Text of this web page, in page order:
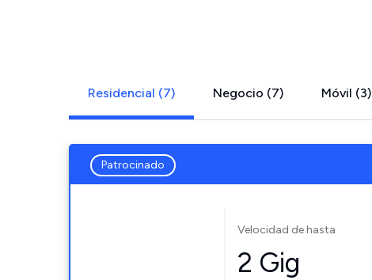
Residencial (7) Negocio (7) Móvil (3)
Patrocinado
Velocidad de hasta
2 Gig